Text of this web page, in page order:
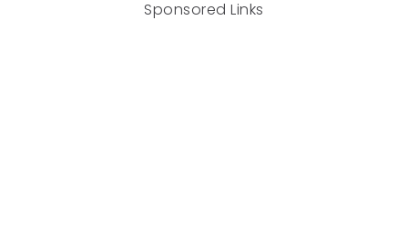
Sponsored Links